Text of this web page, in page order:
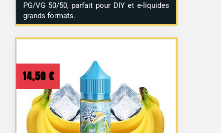
PG/VG 50/50, parfait pour DIY et e-liquides
grands formats.
14,50 €